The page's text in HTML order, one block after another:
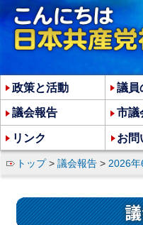
トップ> 議会報告 > 2026
政策と活動 議員
議会報告 市議
リンク お問